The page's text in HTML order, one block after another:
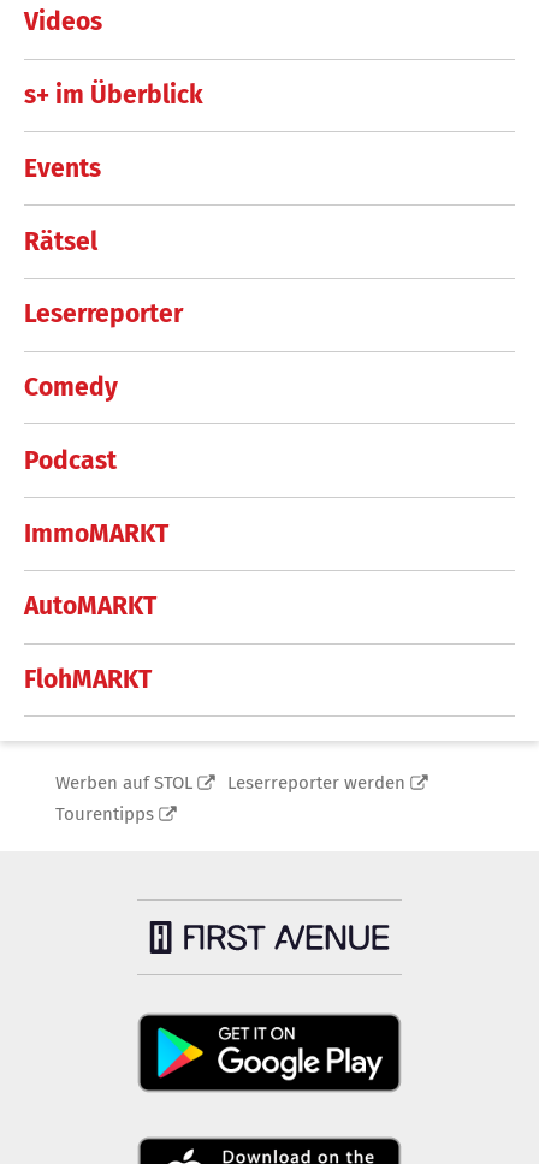
Videos
s+ im Überblick
Events
Rätsel
Leserreporter
Comedy
Podcast
ImmoMARKT
AutoMARKT
FlohMARKT
Werben auf STOL
Leserreporter werden
Tourentipps